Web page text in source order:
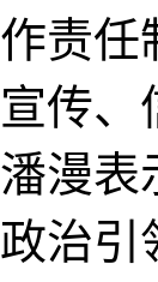
作责任
宣传、
潘漫表
政治引